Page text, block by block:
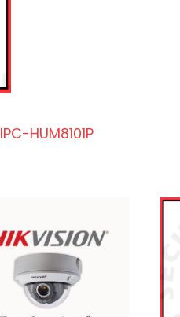
HUM8101P